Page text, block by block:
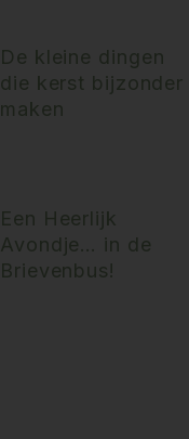
De kleine dingen
die kerst bijzonder
maken
Een Heerlijk
Avondje… in de
Brievenbus!